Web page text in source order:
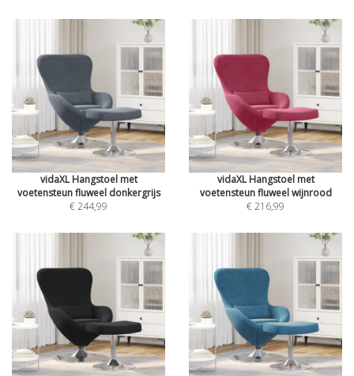
vidaXL Hangstoel met
voetensteun fluweel donkergrijs
€ 244,99
vidaXL Hangstoel met
voetensteun fluweel wijnrood
€ 216,99